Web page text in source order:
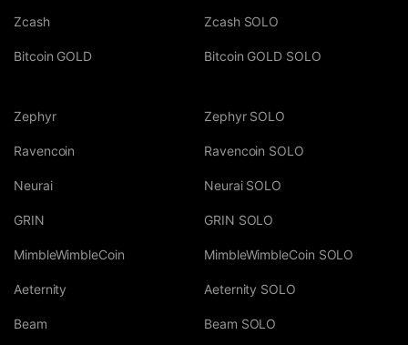
Zcash
Bitcoin GOLD
Zcash SOLO
Bitcoin GOLD SOLO
Zephyr
Ravencoin
Neurai
GRIN
MimbleWimbleCoin
Aeternity
Beam
Zephyr SOLO
Ravencoin SOLO
Neurai SOLO
GRIN SOLO
MimbleWimbleCoin SOLO
Aeternity SOLO
Beam SOLO